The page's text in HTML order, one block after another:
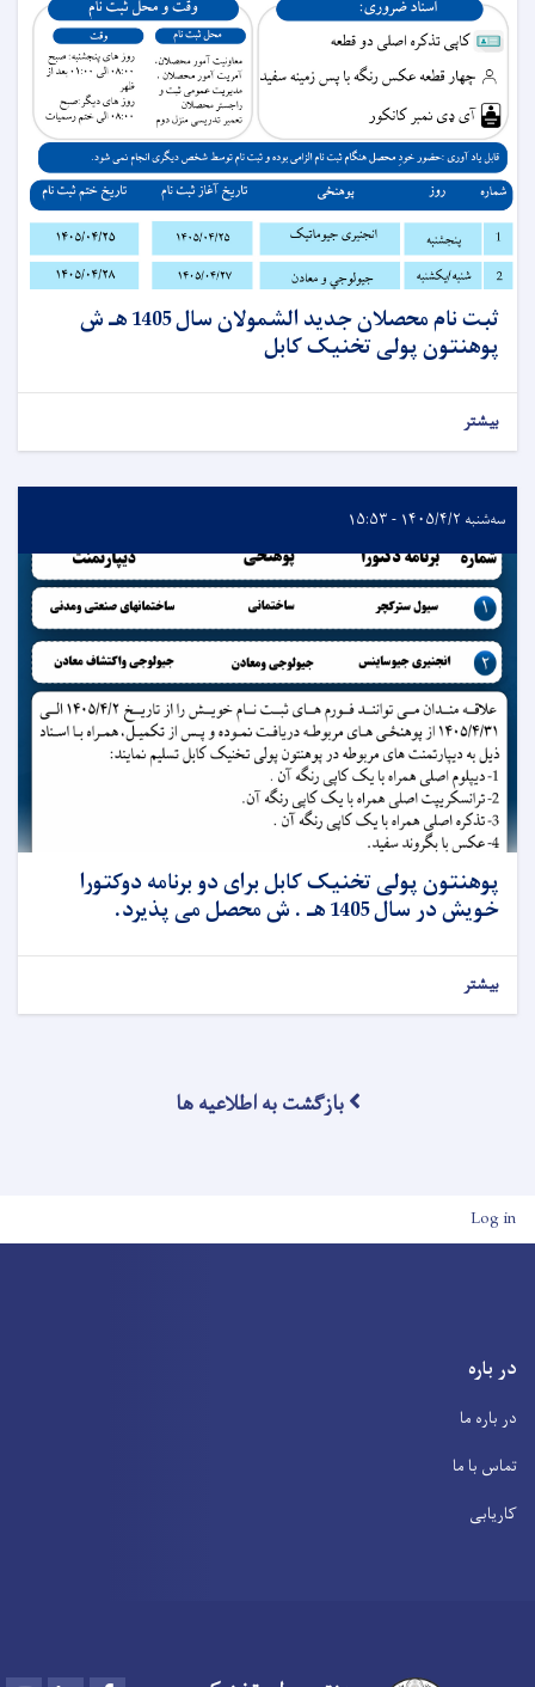
ثبت نام محصلان جدید الشمولان سال 1405 هـ ش
پوهنتون پولی تخنیک کابل
بیشتر
سه‌شنبه ۱۴۰۵/۴/۲ - ۱۵:۵۳
پوهنتون پولی تخنیک کابل برای دو برنامه دوکتورا
خویش در سال 1405 هـ . ش محصل می پذیرد.
بیشتر
بازگشت به اطلاعیه ها
User account menu
Log in
در باره
در باره ما
تماس با ما
کاریابی